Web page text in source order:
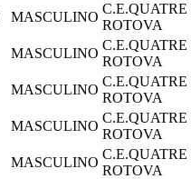
MASCULINO
C.E.QUATRE
ROTOVA
MASCULINO
C.E.QUATRE
ROTOVA
MASCULINO
C.E.QUATRE
ROTOVA
MASCULINO
C.E.QUATRE
ROTOVA
MASCULINO
C.E.QUATRE
ROTOVA